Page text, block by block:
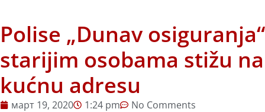
Polise „Dunav osiguranja“
starijim osobama stižu na
kućnu adresu
март 19, 2020 1:24 pm
No Comments